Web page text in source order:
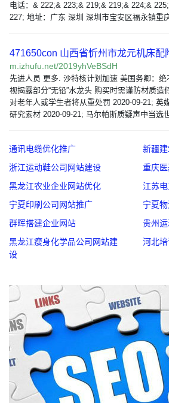
电话：& 222;& 223;& 219;& 219;& 224;&
227; 地址：广东 深圳 深圳市宝安区福永镇重
471650con 山西省忻州市龙元机床
m.izhufu.net/2019yhVeBSdH
先进人员 更多. 沙特核计划加速 美国务卿：
视揭露部分“无铅”水龙头 购买时需谨防材质造
对老年人或学生者将从重处罚 2020-09-21; 英
研究素材 2020-09-21; 马尔帕斯质疑声中当选
通讯电缆优化推广
新疆
浙江运动鞋公司网站建设
重庆
黑龙江农业企业网站优化
江苏
宁夏印刷公司网站推广
宁夏
群晖搭建企业网站
贵州
黑龙江瘦身化学品公司网站建
设
河北